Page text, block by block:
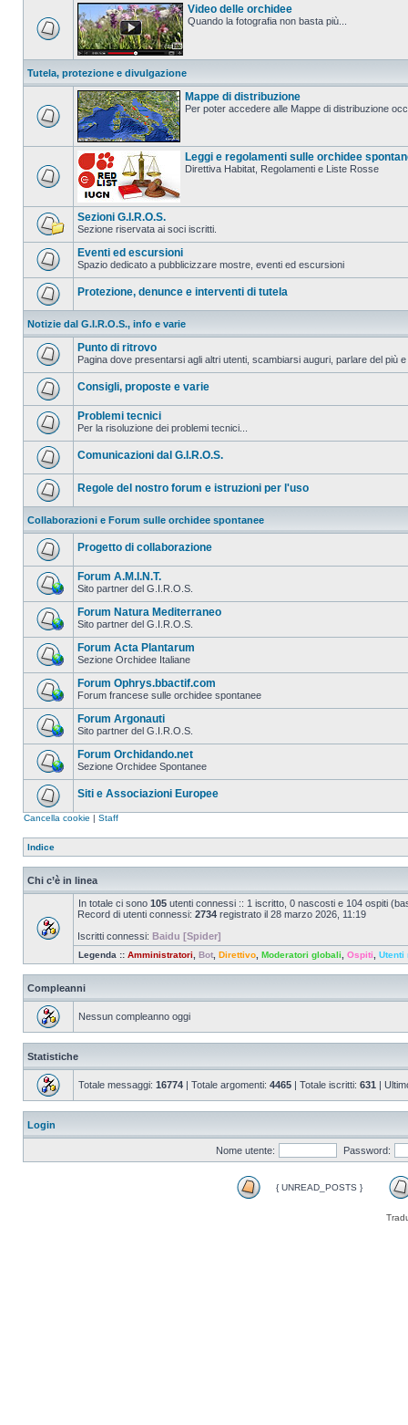
Video delle orchidee
Quando la fotografia non basta più...
Tutela, protezione e divulgazione
Mappe di distribuzione
Per poter accedere alle Mappe di distribuzione
Leggi e regolamenti sulle orchidee
Direttiva Habitat, Regolamenti e Liste Rosse
Sezioni G.I.R.O.S.
Sezione riservata ai soci iscritti.
Eventi ed escursioni
Spazio dedicato a pubblicizzare mostre, eventi ed escursioni
Protezione, denunce e interventi di tutela
Notizie dal G.I.R.O.S., info e varie
Punto di ritrovo
Pagina dove presentarsi agli altri utenti, scambiarsi auguri, parlare del più
Consigli, proposte e varie
Problemi tecnici
Per la risoluzione dei problemi tecnici...
Comunicazioni dal G.I.R.O.S.
Regole del nostro forum e istruzioni per l'uso
Collaborazioni e Forum sulle orchidee spontanee
Progetto di collaborazione
Forum A.M.I.N.T.
Sito partner del G.I.R.O.S.
Forum Natura Mediterraneo
Sito partner del G.I.R.O.S.
Forum Acta Plantarum
Sezione Orchidee Italiane
Forum Ophrys.bbactif.com
Forum francese sulle orchidee spontanee
Forum Argonauti
Sito partner del G.I.R.O.S.
Forum Orchidando.net
Sezione Orchidee Spontanee
Siti e Associazioni Europee
Cancella cookie | Staff
Indice
Chi c’è in linea
In totale ci sono 105 utenti connessi :: 1 iscritto, 0 nascosti e 104 ospiti
Record di utenti connessi: 2734 registrato il 28 marzo 2026, 11:19
Iscritti connessi: Baidu [Spider]
Legenda :: Amministratori Bot Direttivo Moderatori globali Ospiti Utenti
Compleanni
Nessun compleanno oggi
Statistiche
Totale messaggi: 16774 | Totale argomenti: 4465 | Totale iscritti: 631 |
Login
Nome utente: Password:
{ UNREAD_POSTS }